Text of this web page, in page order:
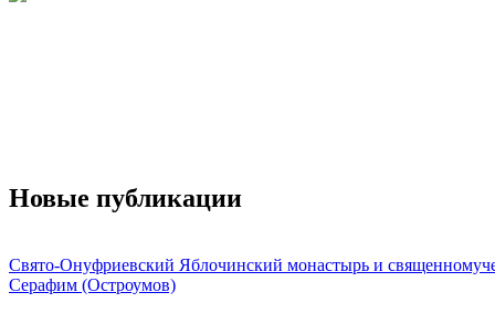
Новые публикации
Свято-Онуфриевский Яблочинский монастырь и
Серафим (Остроумов)